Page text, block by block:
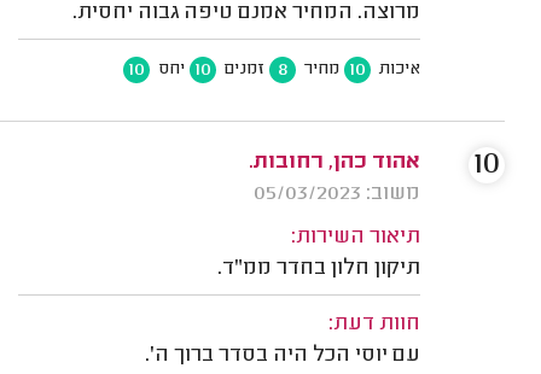
מרוצה. המחיר אמנם טיפה גבוה יחסית.
איכות 10 מחיר 8 זמנים 10 יחס 10
אהוד כהן, רחובות.
משוב: 05/03/2023
תיאור השירות:
תיקון חלון בחדר ממ"ד.
חוות דעת:
עם יוסי הכל היה בסדר ברוך ה'.
10